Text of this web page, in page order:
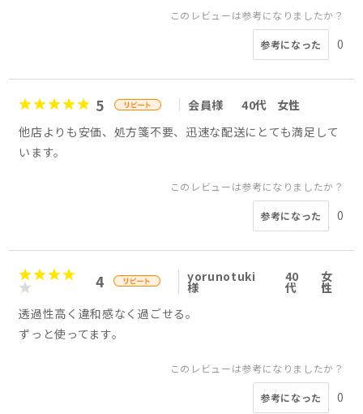
このレビューは参考になりましたか？
参考になった 0
5 会員様 40代
女性
他店よりも安価、処方箋不要、迅速な配送にとても満足して
います。
このレビューは参考になりましたか？
参考になった 0
4 yorunotuki
様
40
代
女
性
透過性高く違和感なく過ごせる。
ずっと使ってます。
このレビューは参考になりましたか？
参考になった 0